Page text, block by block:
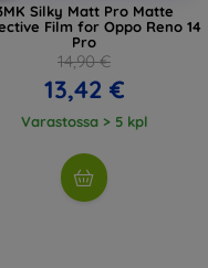
Silky Matt Pro Matte
Film for Oppo Reno 14
Pro
14,90 €
13,42 €
Varastossa > 5 kpl